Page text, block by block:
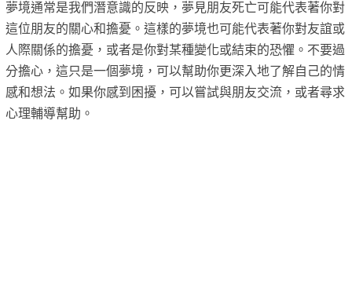
夢境通常是我們潛意識的反映，夢見朋友死亡可能代表著你對
這位朋友的關心和擔憂。這樣的夢境也可能代表著你對友誼或
人際關係的擔憂，或者是你對某種變化或結束的恐懼。不要過
分擔心，這只是一個夢境，可以幫助你更深入地了解自己的情
感和想法。如果你感到困擾，可以嘗試與朋友交流，或者尋求
心理輔導幫助。